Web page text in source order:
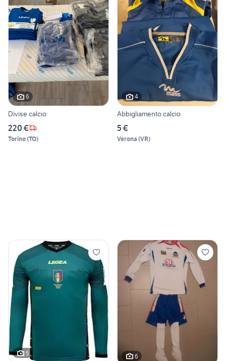
6
Divise calcio
220 €
Torino(TO)
4
Abbigliamento calcio
5 €
Verona (VR)
5 6